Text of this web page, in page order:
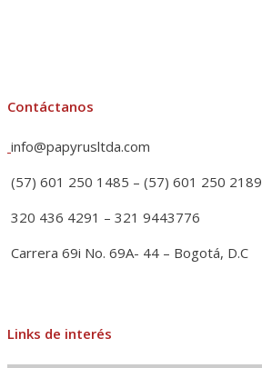
Contáctanos
info@papyrusltda.com
(57) 601 250 1485 – (57) 601 250 2189
320 436 4291 – 321 9443776
Carrera 69i No. 69A- 44 – Bogotá, D.C
Links de interés